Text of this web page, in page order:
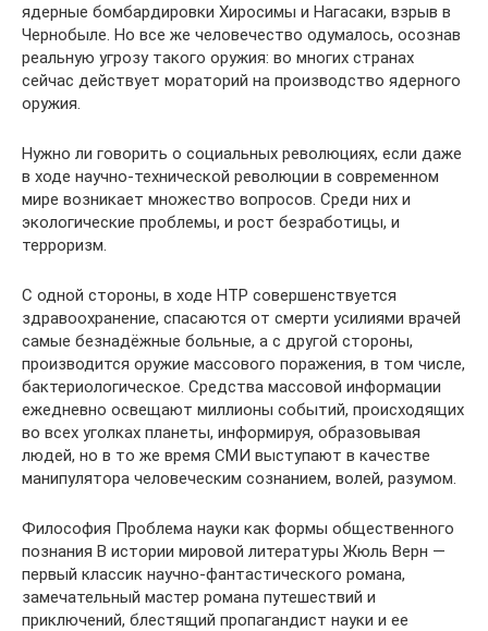
ядерные бомбардировки Хиросимы и Нагасаки, взрыв в
Чернобыле. Но все же человечество одумалось, осознав
реальную угрозу такого оружия: во многих странах
сейчас действует мораторий на производство ядерного
оружия.
Нужно ли говорить о социальных революциях, если даже
в ходе научно-технической революции в современном
мире возникает множество вопросов. Среди них и
экологические проблемы, и рост безработицы, и
терроризм.
С одной стороны, в ходе НТР совершенствуется
здравоохранение, спасаются от смерти усилиями врачей
самые безнадёжные больные, а с другой стороны,
производится оружие массового поражения, в том числе,
бактериологическое. Средства массовой информации
ежедневно освещают миллионы событий, происходящих
во всех уголках планеты, информируя, образовывая
людей, но в то же время СМИ выступают в качестве
манипулятора человеческим сознанием, волей, разумом.
Философия Проблема науки как формы общественного
познания В истории мировой литературы Жюль Верн —
первый классик научно-фантастического романа,
замечательный мастер романа путешествий и
приключений, блестящий пропагандист науки и ее